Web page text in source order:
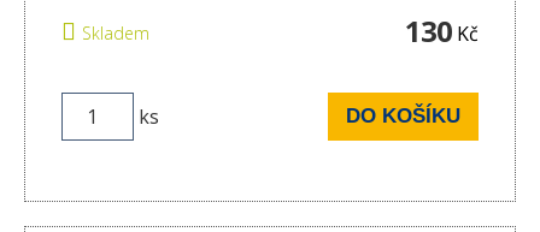
Skladem 130 Kč
ks DO KOŠÍKU